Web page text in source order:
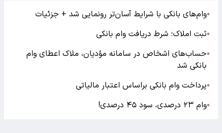
●وام‌های بانکی با شرایط آسان‌تر رونمایی شد + جزئیات
●ثبت املاک؛ شرط دریافت وام بانکی
●حساب‌های اشخاص در سامانه مؤدیان، ملاک اعطای وام
بانکی شد
●پرداخت وام بانکی براساس اعتبار مالیاتی
●وام ۲۳ درصدی، سود ۴۵ درصدی!